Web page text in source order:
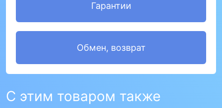
Гарантии
Обмен, возврат
С этим товаром также